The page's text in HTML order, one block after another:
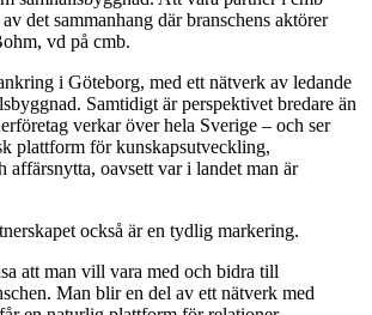
det sammanhang där branschens aktörer
vd på cmb.
i Göteborg, med ett nätverk av ledande
Samtidigt är perspektivet bredare än
verkar över hela Sverige – och ser
plattform för kunskapsutveckling,
affärsnytta, oavsett var i landet man är
också är en tydlig markering.
att man vill vara med och bidra till
Man blir en del av ett nätverk med